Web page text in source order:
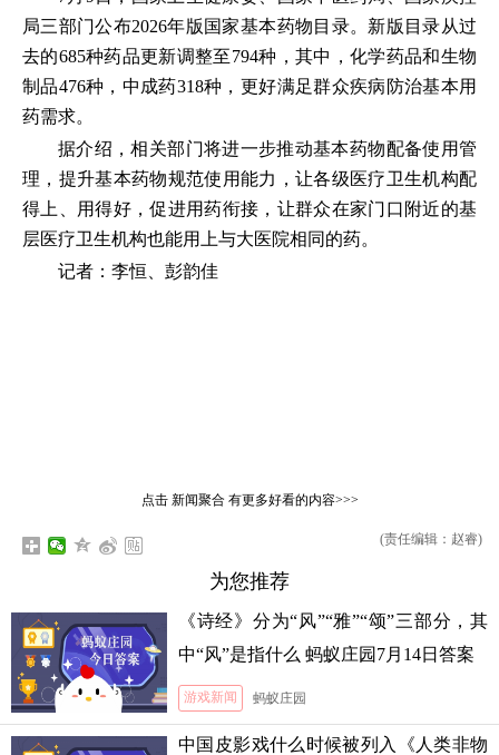
局三部门公布2026年版国家基本药物目录。新版目录从过
去的685种药品更新调整至794种，其中，化学药品和生物
制品476种，中成药318种，更好满足群众疾病防治基本用
药需求。
据介绍，相关部门将进一步推动基本药物配备使用管
理，提升基本药物规范使用能力，让各级医疗卫生机构配
得上、用得好，促进用药衔接，让群众在家门口附近的基
层医疗卫生机构也能用上与大医院相同的药。
记者：李恒、彭韵佳
点击 新闻聚合有更多好看的内容>>>
(责任编辑：赵睿)
为您推荐
《诗经》分为“风”“雅”“颂”三部分，其
中“风”是指什么 蚂蚁庄园7月14日答案
游戏新闻 蚂蚁庄园
中国皮影戏什么时候被列入《人类非物